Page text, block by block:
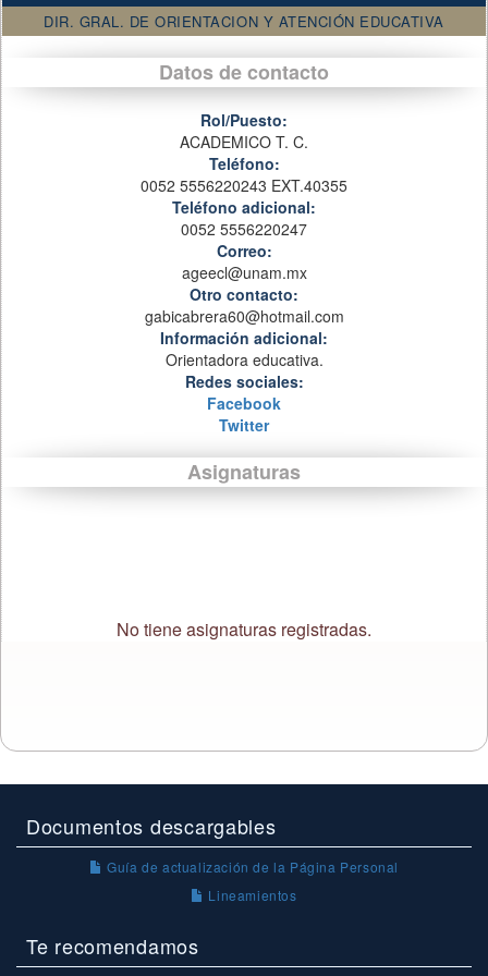
DIR. GRAL. DE ORIENTACION Y ATENCIÓN EDUCATIVA
Datos de contacto
Rol/Puesto:
ACADEMICO T. C.
Teléfono:
0052 5556220243 EXT.40355
Teléfono adicional:
0052 5556220247
Correo:
ageecl@unam.mx
Otro contacto:
gabicabrera60@hotmail.com
Información adicional:
Orientadora educativa.
Redes sociales:
Facebook
Twitter
Asignaturas
No tiene asignaturas registradas.
Documentos descargables
Guía de actualización de la Página Personal
Lineamientos
Te recomendamos